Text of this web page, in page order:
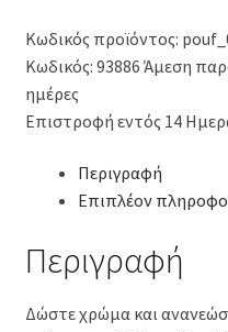
Κωδικός προϊόντος:
Κωδικός: 93886 Άμεση
ημέρες
Επιστροφή εντός 14
Περιγραφή
Επιπλέον
Περιγραφή
Δώστε χρώμα και